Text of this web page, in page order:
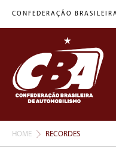
CONFEDERAÇÃO
HOME RECORDES